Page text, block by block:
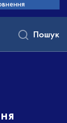
Пошук